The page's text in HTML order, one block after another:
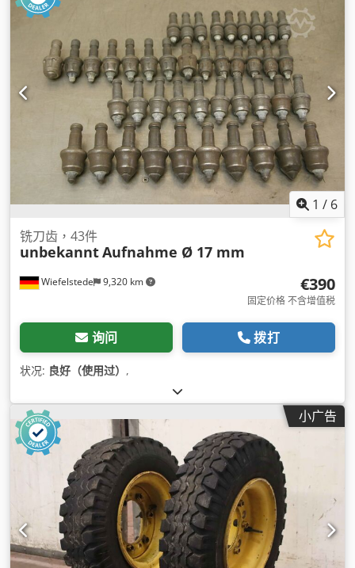
1 / 6
Wiefelstede 9,320 km
铣刀齿，43件
unbekanntAufnahme Ø 17 mm
€390
固定价格 不含增值税
询问 拨打
状况: 良好（使用过） ,
小广告